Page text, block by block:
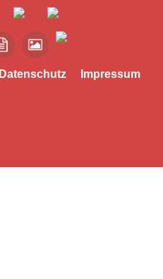
Datenschutz Impressum